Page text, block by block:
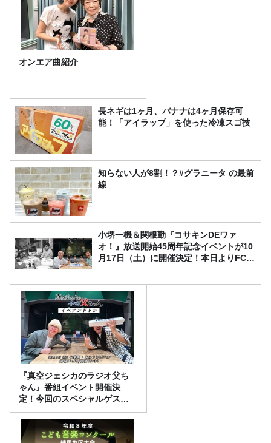
オンエア曲紹介
長ネギは1ヶ月、バナナは4ヶ月保存可
能！「アイラップ」を使った冷凍スゴ技
知らない人が8割！？#グラニータ の最前
線
小堺一機＆関根勤『コサキンDEワァ
オ！』放送開始45周年記念イベントが10
月17日（土）に開催決定！本日よりFC先
『真空ジェシカのラジオ父ち
ゃん』番組イベント開催決
定！今回のスペシャルゲスト
は、タカアンドトシ！